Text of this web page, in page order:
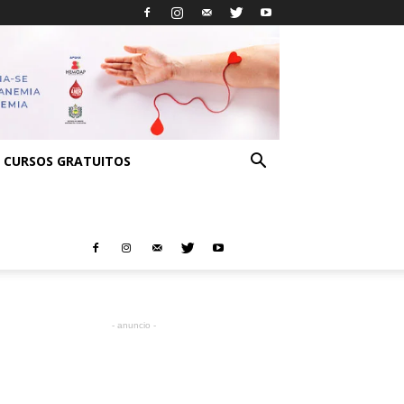
CURSOS GRATUITOS
- anuncio -